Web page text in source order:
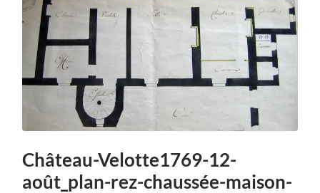
Château-Velotte1769-12-
août_plan-rez-chaussée-maison-